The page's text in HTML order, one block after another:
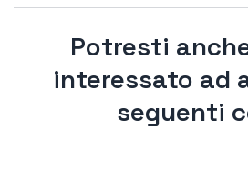
Potresti
interessato ad
seguenti